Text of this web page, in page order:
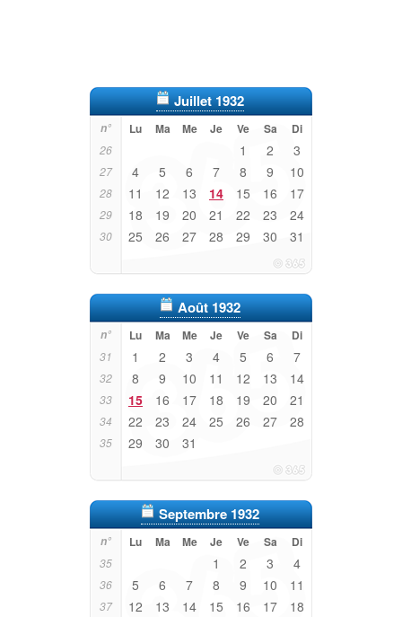
Juillet 1932
n° Lu Ma Me Je Ve Sa Di
26 1 2 3
27 4 5 6 7 8 9 10
28 11 12 13 14 15 16 17
29 18 19 20 21 22 23 24
30 25 26 27 28 29 30 31
Août 1932
n° Lu Ma Me Je Ve Sa Di
31 1 2 3 4 5 6 7
32 8 9 10 11 12 13 14
33 15 16 17 18 19 20 21
34 22 23 24 25 26 27 28
35 29 30 31
Septembre 1932
n° Lu Ma Me Je Ve Sa Di
35 1 2 3 4
36 5 6 7 8 9 10 11
37 12 13 14 15 16 17 18